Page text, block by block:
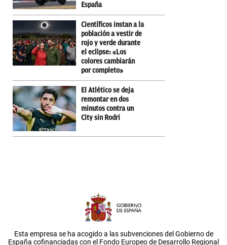
España
Científicos instan a la
población a vestir de
rojo y verde durante
el eclipse: «Los
colores cambiarán
por completo»
El Atlético se deja
remontar en dos
minutos contra un
City sin Rodri
Esta empresa se ha acogido a las subvenciones del Gobierno de
España cofinanciadas con el Fondo Europeo de Desarrollo Regional